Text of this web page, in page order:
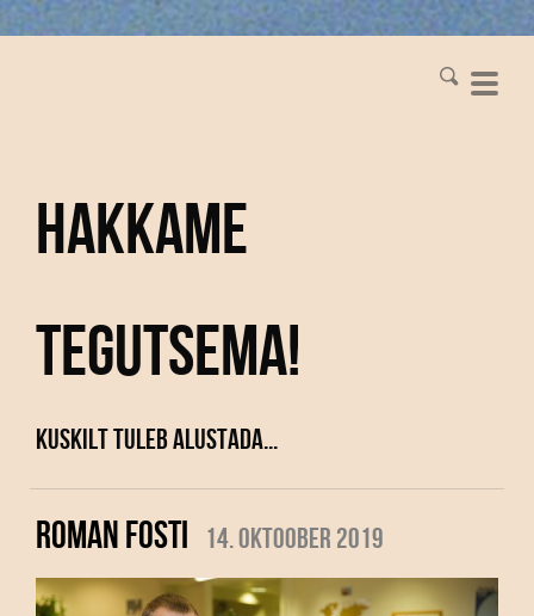
Hakkame
tegutsema!
Kuskilt tuleb alustada...
ROMAN FOSTI 14. oktoober 2019